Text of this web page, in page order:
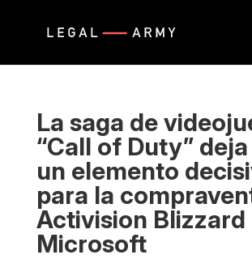
La saga de
“Call of Duty”
un elemento
para la
Activision Blizzard
Microsoft